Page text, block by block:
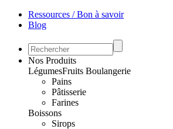
Ressources / Bon à savoir
Blog
Nos Produits
LégumesFruits Boulangerie
Pains
Pâtisserie
Farines
Boissons
Sirops